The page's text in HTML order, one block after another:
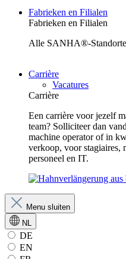
Fabrieken en Filialen
Fabrieken en Filialen
Alle SANHA®-
Carrière
Vacatures
Carrière
Een carrière voor jezelf
team? Solliciteer dan
machine operator of in
verkoop, voor stagiaires,
personeel en IT.
Menu sluiten
NL
DE
EN